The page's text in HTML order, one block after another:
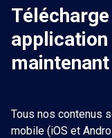
application
maintenant
Tous nos contenus
mobile (iOS et